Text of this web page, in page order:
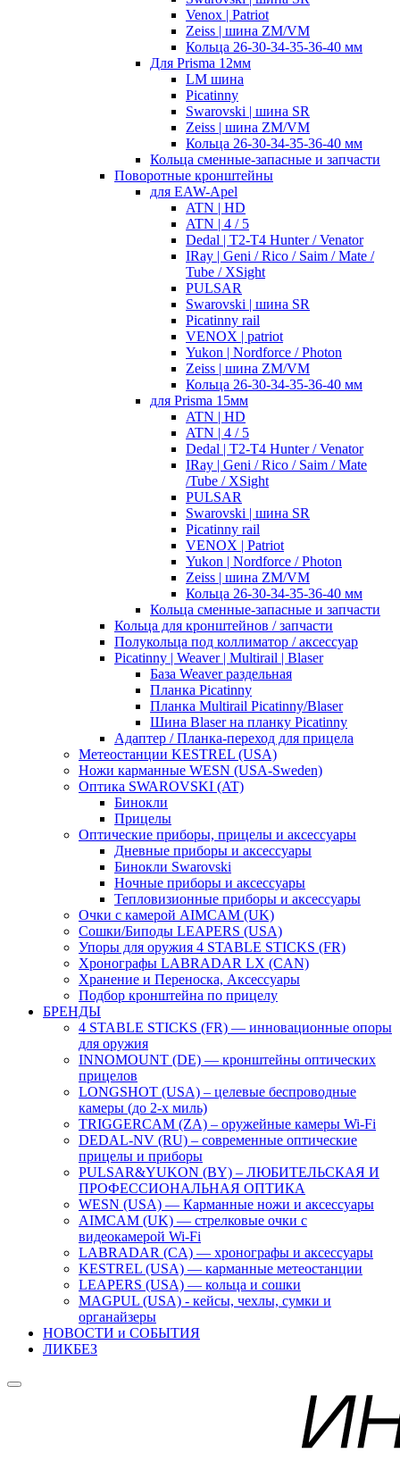
Venox | Patriot
Zeiss | шина ZM/VM
Кольца 26-30-34-35-36-40 мм
Для Prisma 12мм
LM шина
Picatinny
Swarovski | шина SR
Zeiss | шина ZM/VM
Кольца 26-30-34-35-36-40 мм
Кольца сменные-запасные и запчасти
Поворотные кронштейны
для EAW-Apel
ATN | HD
ATN | 4 / 5
Dedal | T2-T4 Hunter / Venator
IRay | Geni / Rico / Saim / Mate /
Tube / XSight
PULSAR
Swarovski | шина SR
Picatinny rail
VENOX | patriot
Yukon | Nordforce / Photon
Zeiss | шина ZM/VM
Кольца 26-30-34-35-36-40 мм
для Prisma 15мм
ATN | HD
ATN | 4 / 5
Dedal | T2-T4 Hunter / Venator
IRay | Geni / Rico / Saim / Mate
/Tube / XSight
PULSAR
Swarovski | шина SR
Picatinny rail
VENOX | Patriot
Yukon | Nordforce / Photon
Zeiss | шина ZM/VM
Кольца 26-30-34-35-36-40 мм
Кольца сменные-запасные и запчасти
Кольца для кронштейнов / запчасти
Полукольца под коллиматор / аксессуар
Picatinny | Weaver | Multirail | Blaser
База Weaver раздельная
Планка Picatinny
Планка Multirail Picatinny/Blaser
Шина Blaser на планку Picatinny
Адаптер / Планка-переход для прицела
Метеостанции KESTREL (USA)
Ножи карманные WESN (USA-Sweden)
Оптика SWAROVSKI (AT)
Бинокли
Прицелы
Оптические приборы, прицелы и аксессуары
Дневные приборы и аксессуары
Бинокли Swarovski
Ночные приборы и аксессуары
Тепловизионные приборы и аксессуары
Очки с камерой AIMCAM (UK)
Сошки/Биподы LEAPERS (USA)
Упоры для оружия 4 STABLE STICKS (FR)
Хронографы LABRADAR LX (CAN)
Хранение и Переноска, Аксессуары
Подбор кронштейна по прицелу
БРЕНДЫ
4 STABLE STICKS (FR) — инновационные опоры
для оружия
INNOMOUNT (DE) — кронштейны оптических
прицелов
LONGSHOT (USA) – целевые беспроводные
камеры (до 2-х миль)
TRIGGERCAM (ZA) – оружейные камеры Wi-Fi
DEDAL-NV (RU) – современные оптические
прицелы и приборы
PULSAR&YUKON (BY) – ЛЮБИТЕЛЬСКАЯ И
ПРОФЕССИОНАЛЬНАЯ ОПТИКА
WESN (USA) — Карманные ножи и аксессуары
AIMCAM (UK) — стрелковые очки с
видеокамерой Wi-Fi
LABRADAR (CA) — хронографы и аксессуары
KESTREL (USA) — карманные метеостанции
LEAPERS (USA) — кольца и сошки
MAGPUL (USA) - кейсы, чехлы, сумки и
органайзеры
НОВОСТИ и СОБЫТИЯ
ЛИКБЕЗ